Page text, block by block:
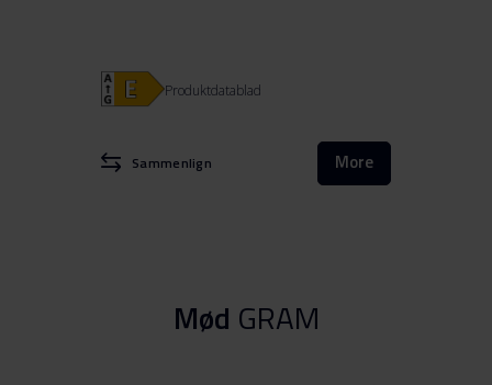
Sammenlign More
Produktdatablad
Mød GRAM